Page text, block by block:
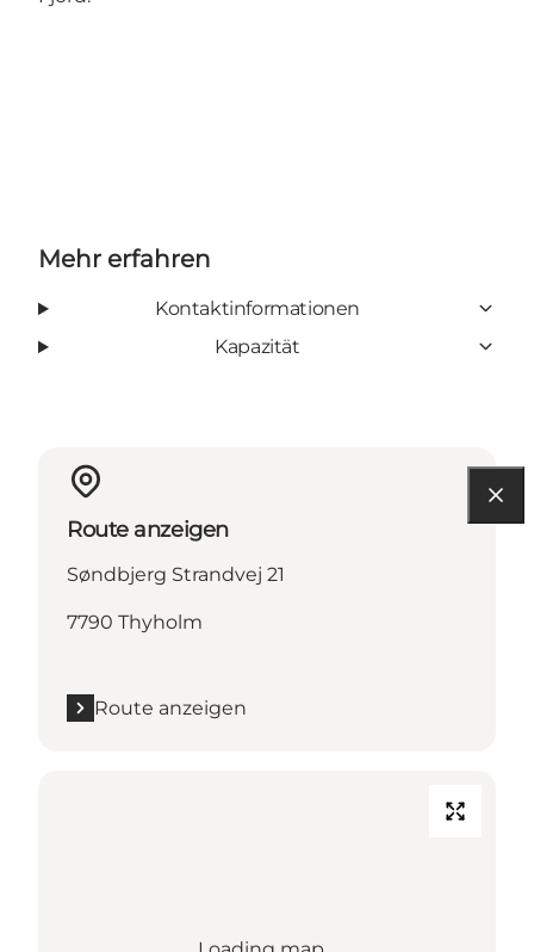
Mehr erfahren
Kontaktinformationen
Kapazität
Route anzeigen
Søndbjerg Strandvej 21
7790 Thyholm
Route anzeigen